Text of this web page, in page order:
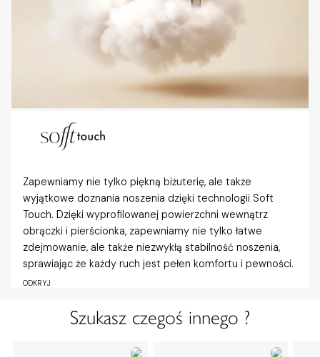
Zapewniamy nie tylko piękną biżuterię, ale także
wyjątkowe doznania noszenia dzięki technologii Soft
Touch. Dzięki wyprofilowanej powierzchni wewnątrz
obrączki i pierścionka, zapewniamy nie tylko łatwe
zdejmowanie, ale także niezwykłą stabilność noszenia,
sprawiając że każdy ruch jest pełen komfortu i pewności.
ODKRYJ
Szukasz czegoś innego ?